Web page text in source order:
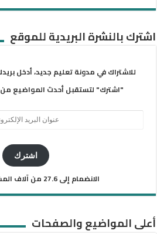
اشترك بالنشرة البريدية للموقع
للاشتراك في مدونة تعليم جديد، أدخل
"اشترك" لتستقبل أحدث المواضيع من
اشترك
الانضمام إلى 27.6 من آلاف المشتركين الآخرين
أعلى المواضيع والصفحات